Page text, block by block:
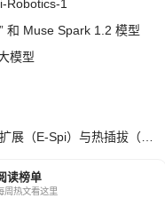
Robotics-1
和 Muse Spark 1.2 模型
模型
读榜单
周热文看这里